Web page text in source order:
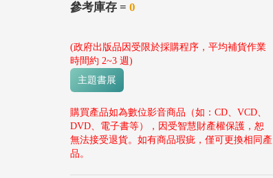
參考庫存 = 0
(政府出版品因受限於採購程序，平均補貨作業
時間約 2~3 週)
主題書展
購買產品如為數位影音商品（如：CD、VCD、
DVD、電子書等），因受智慧財產權保護，恕
無法接受退貨。如有商品瑕疵，僅可更換相同產
品。